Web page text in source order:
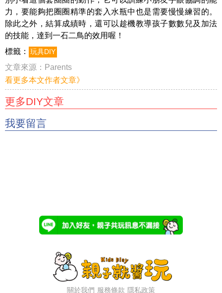
力，要能夠把圈圈精準的套入水瓶中也是需要慢慢練習的。
除此之外，結算成績時，還可以趁機教導孩子數數兒及加法
的技能，達到一石二鳥的效用喔！
標籤：
玩具DIY
文章來源： Parents
看更多本文作者文章》
更多DIY文章
我要留言
關於我們 服務條款 隱私政策